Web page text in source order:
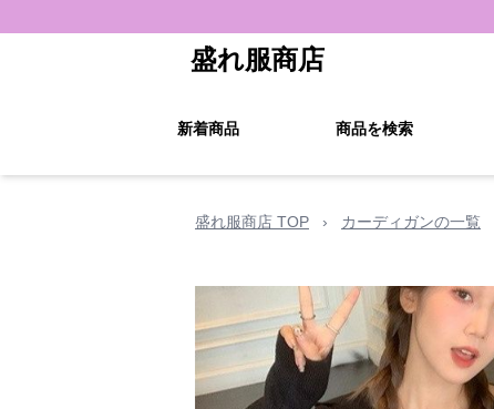
盛れ服商店
新着商品 商品を検索
盛れ服商店 TOP › カーディガンの一覧